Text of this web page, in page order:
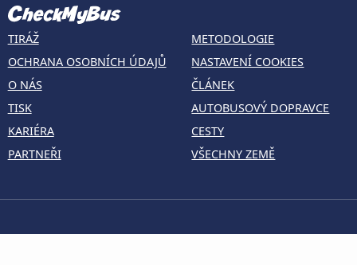
TIRÁŽ
OCHRANA OSOBNÍCH ÚDAJŮ
O NÁS
TISK
KARIÉRA
PARTNEŘI
METODOLOGIE
NASTAVENÍ COOKIES
ČLÁNEK
AUTOBUSOVÝ DOPRAVCE
CESTY
VŠECHNY ZEMĚ